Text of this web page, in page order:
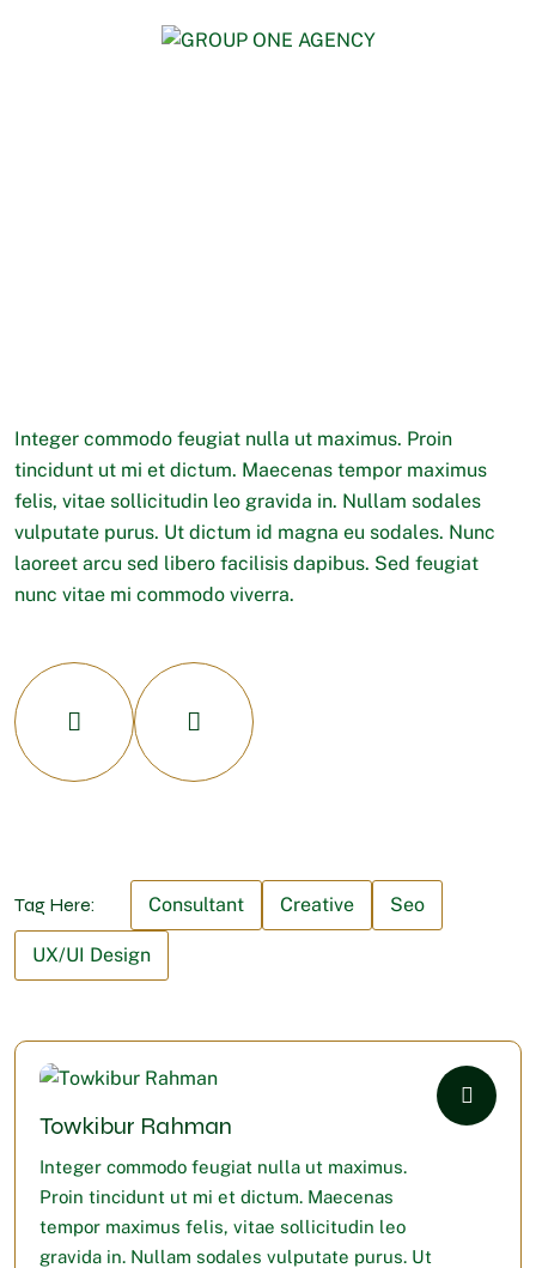
Integer commodo feugiat nulla ut maximus. Proin
tincidunt ut mi et dictum. Maecenas tempor maximus
felis, vitae sollicitudin leo gravida in. Nullam sodales
vulputate purus. Ut dictum id magna eu sodales. Nunc
laoreet arcu sed libero facilisis dapibus. Sed feugiat
nunc vitae mi commodo viverra.
Tag Here: Consultant Creative Seo
UX/UI Design
Towkibur Rahman
Integer commodo feugiat nulla ut maximus.
Proin tincidunt ut mi et dictum. Maecenas
tempor maximus felis, vitae sollicitudin leo
gravida in. Nullam sodales vulputate purus. Ut